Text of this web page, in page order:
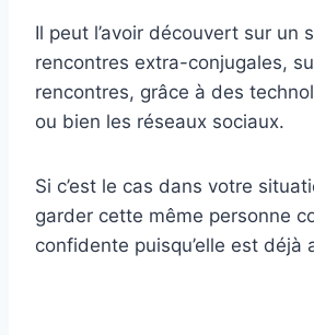
Il peut l’avoir découvert sur un
rencontres extra-conjugales,
rencontres, grâce à des
ou bien les réseaux sociaux.
Si c’est le cas dans votre
garder cette même personne
confidente puisqu’elle est déjà